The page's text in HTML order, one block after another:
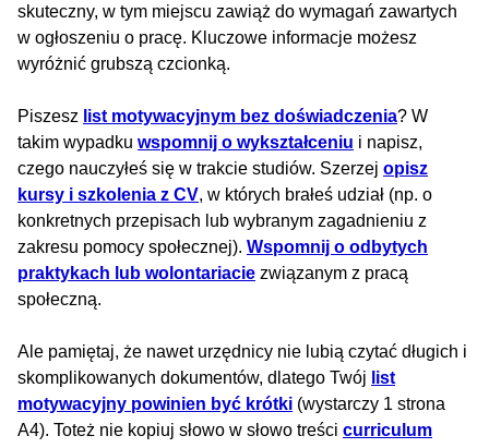
skuteczny, w tym miejscu zawiąż do wymagań zawartych
w ogłoszeniu o pracę. Kluczowe informacje możesz
wyróżnić grubszą czcionką.
Piszesz list motywacyjnym bez doświadczenia? W
takim wypadku wspomnij o wykształceniu i napisz,
czego nauczyłeś się w trakcie studiów. Szerzej opisz
kursy i szkolenia z CV, w których brałeś udział (np. o
konkretnych przepisach lub wybranym zagadnieniu z
zakresu pomocy społecznej). Wspomnij o odbytych
praktykach lub wolontariacie związanym z pracą
społeczną.
Ale pamiętaj, że nawet urzędnicy nie lubią czytać długich i
skomplikowanych dokumentów, dlatego Twój list
motywacyjny powinien być krótki (wystarczy 1 strona
A4). Toteż nie kopiuj słowo w słowo treści curriculum